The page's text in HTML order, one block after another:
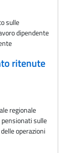
sulle
dipendente
ritenute
regionale
sulle
operazioni